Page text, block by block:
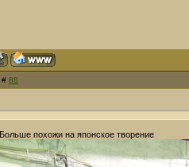
# 88
похожи на японское творение